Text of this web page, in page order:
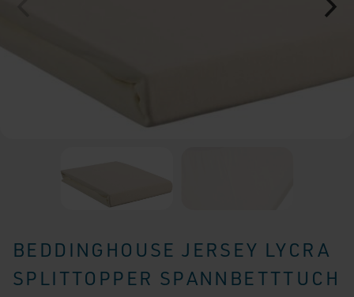
BEDDINGHOUSE JERSEY LYCRA
SPLITTOPPER SPANNBETTTUCH